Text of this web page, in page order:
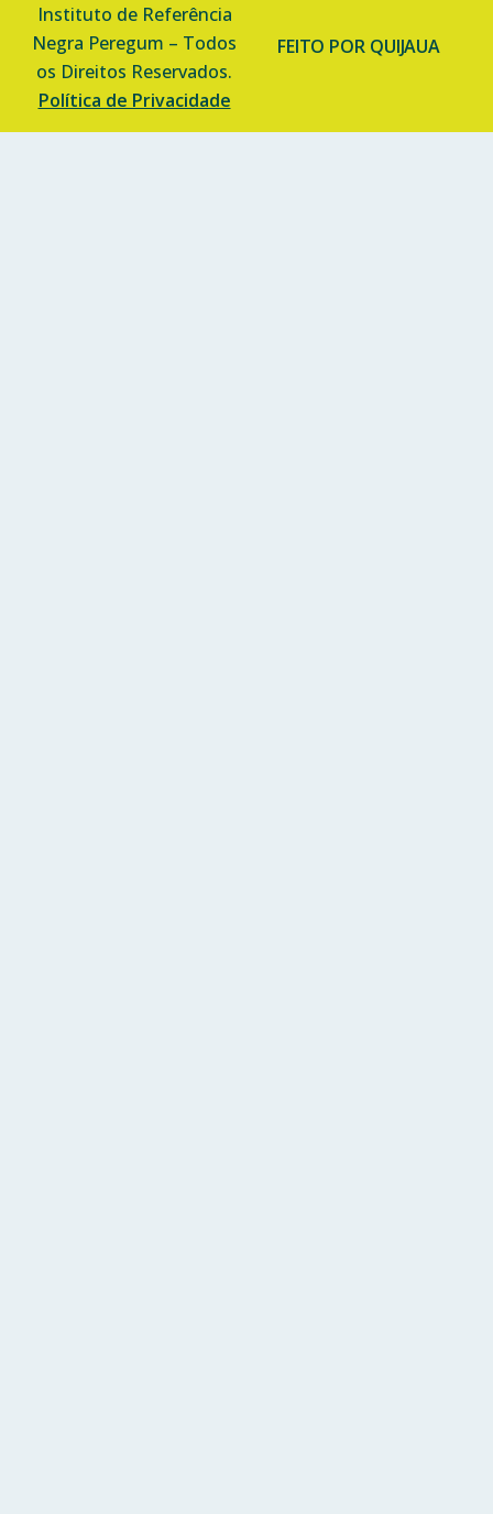
Instituto de Referência
Negra Peregum – Todos
os Direitos Reservados.
Política de Privacidade
FEITO POR QUIJAUA